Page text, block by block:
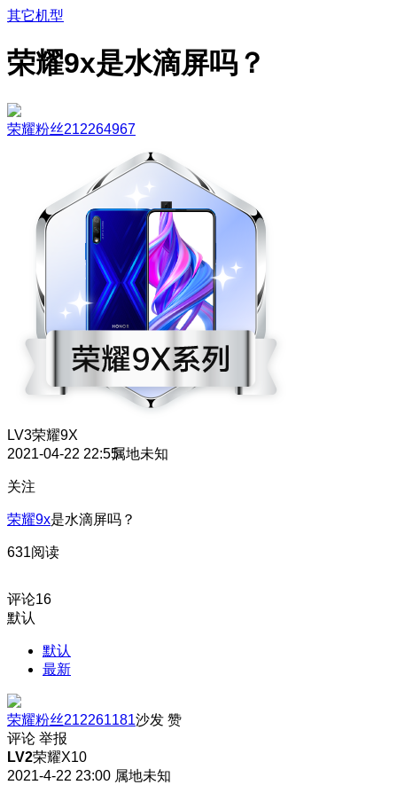
其它机型
荣耀9x是水滴屏吗？
荣耀粉丝212264967
LV3荣耀9X
2021-04-22 22:55属地未知
关注
荣耀9x是水滴屏吗？
631阅读
评论16
默认
默认
最新
荣耀粉丝212261181沙发 赞
评论 举报
LV2荣耀X10
2021-4-22 23:00 属地未知